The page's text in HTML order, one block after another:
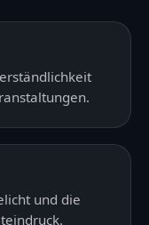
und die